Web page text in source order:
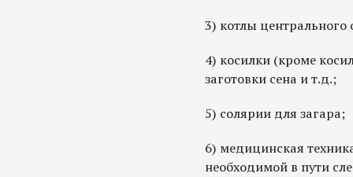
3) котлы центрального
4) косилки (кроме
заготовки сена и т.д.;
5) солярии для загара;
6) медицинская
необходимой в пути